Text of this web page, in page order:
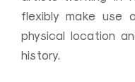
flexibly make use
physical location
history.